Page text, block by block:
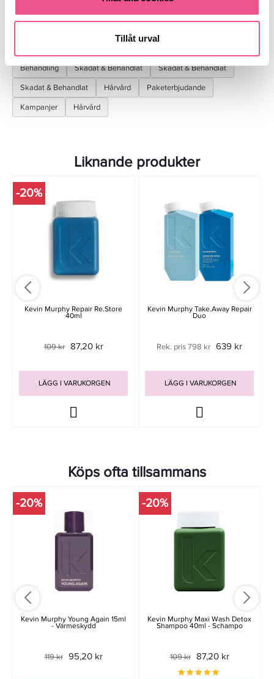
Tillåt urval
Behandling
Skadat & Behandlat
Skadat & Behandlat
Skadat & Behandlat
Hårvård
Paketerbjudande
Kampanjer
Hårvård
Liknande produkter
-20%
Kevin Murphy Repair Re.Store
40ml
109 kr 87,20 kr
LÄGG I VARUKORGEN
Kevin Murphy Take.Away Repair
Duo
Rek. pris 798 kr 639 kr
LÄGG I VARUKORGEN
Köps ofta tillsammans
-20%
Kevin Murphy Young Again 15ml
- Värmeskydd
119 kr 95,20 kr
-20%
Kevin Murphy Maxi Wash Detox
Shampoo 40ml - Schampo
109 kr 87,20 kr